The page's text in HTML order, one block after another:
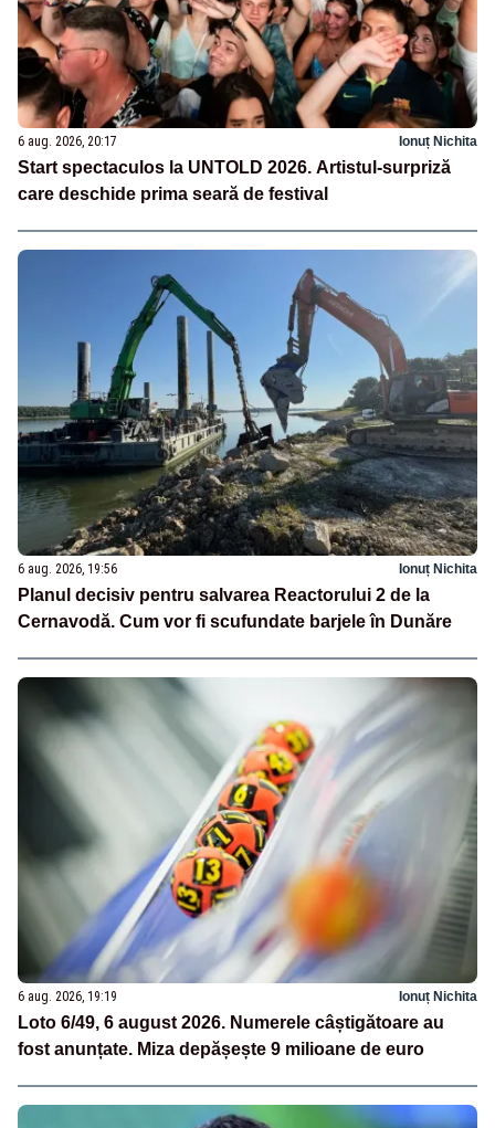
6 aug. 2026, 20:17 Ionuț Nichita
Start spectaculos la UNTOLD 2026. Artistul-surpriză
care deschide prima seară de festival
6 aug. 2026, 19:56 Ionuț Nichita
Planul decisiv pentru salvarea Reactorului 2 de la
Cernavodă. Cum vor fi scufundate barjele în Dunăre
6 aug. 2026, 19:19 Ionuț Nichita
Loto 6/49, 6 august 2026. Numerele câștigătoare au
fost anunțate. Miza depășește 9 milioane de euro